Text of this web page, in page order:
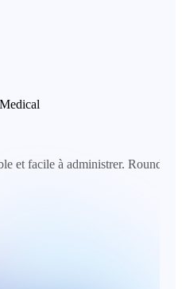
à administrer. Roundesk